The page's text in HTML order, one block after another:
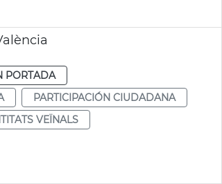
PORTADA
PARTICIPACIÓN CIUDADANA
VEÏNALS